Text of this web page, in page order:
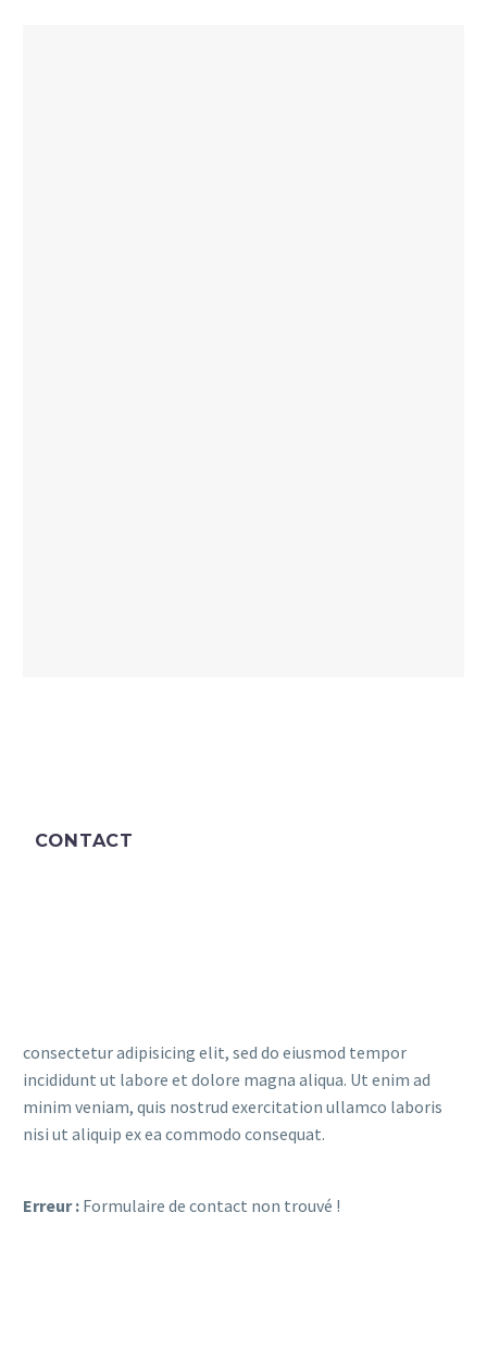
CONTACT
consectetur adipisicing elit, sed do eiusmod tempor
incididunt ut labore et dolore magna aliqua. Ut enim ad
minim veniam, quis nostrud exercitation ullamco laboris
nisi ut aliquip ex ea commodo consequat.
Erreur : Formulaire de contact non trouvé !